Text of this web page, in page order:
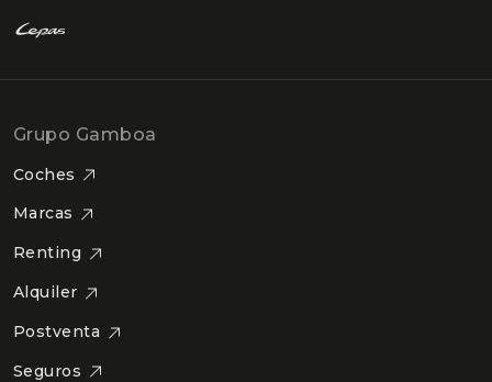
Grupo Gamboa
Coches
Marcas
Renting
Alquiler
Postventa
Seguros